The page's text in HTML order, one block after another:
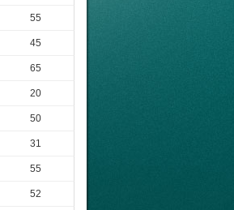
55
45
65
20
50
31
55
52